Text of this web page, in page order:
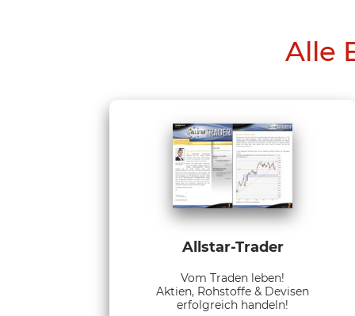
Alle
Allstar-Trader
Vom Traden leben!
Aktien, Rohstoffe & Devisen
erfolgreich handeln!